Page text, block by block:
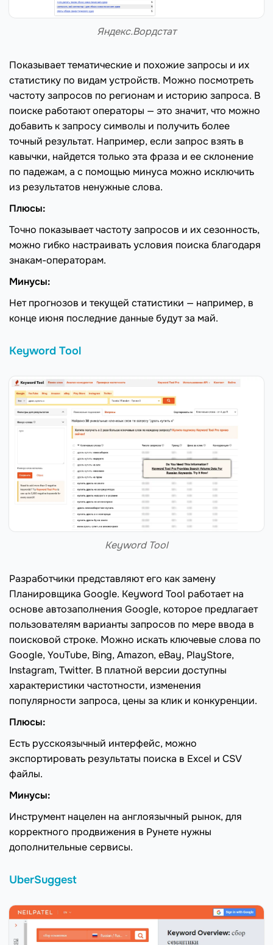
Яндекс.Вордстат
Показывает тематические и похожие запросы и их
статистику по видам устройств. Можно посмотреть
частоту запросов по регионам и историю запроса. В
поиске работают операторы — это значит, что можно
добавить к запросу символы и получить более
точный результат. Например, если запрос взять в
кавычки, найдется только эта фраза и ее склонение
по падежам, а с помощью минуса можно исключить
из результатов ненужные слова.
Плюсы:
Точно показывает частоту запросов и их сезонность,
можно гибко настраивать условия поиска благодаря
знакам-операторам.
Минусы:
Нет прогнозов и текущей статистики — например, в
конце июня последние данные будут за май.
Keyword Tool
Keyword Tool
Разработчики представляют его как замену
Планировщика Google. Keyword Tool работает на
основе автозаполнения Google, которое предлагает
пользователям варианты запросов по мере ввода в
поисковой строке. Можно искать ключевые слова по
Google, YouTube, Bing, Amazon, eBay, PlayStore,
Instagram, Twitter. В платной версии доступны
характеристики частотности, изменения
популярности запроса, цены за клик и конкуренции.
Плюсы:
Есть русскоязычный интерфейс, можно
экспортировать результаты поиска в Excel и CSV
файлы.
Минусы:
Инструмент нацелен на англоязычный рынок, для
корректного продвижения в Рунете нужны
дополнительные сервисы.
UberSuggest